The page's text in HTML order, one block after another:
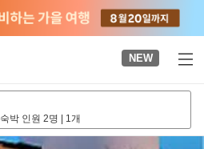
NEW
숙박 인원 2명 | 1개